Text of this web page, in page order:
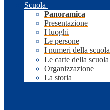
Scuola
Panoramica
Presentazione
I luoghi
Le persone
I numeri della scuola
Le carte della scuola
Organizzazione
La storia